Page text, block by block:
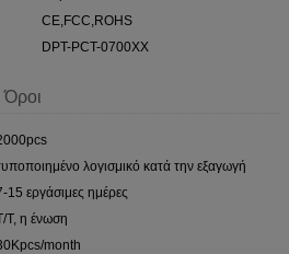
CE,FCC,ROHS
DPT-PCT-0700XX
λογισμικό κατά την εξαγωγή
15 εργάσιμες ημέρες
T, η ένωση
month